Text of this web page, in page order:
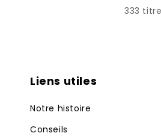
333
Liens utiles
Notre histoire
Conseils